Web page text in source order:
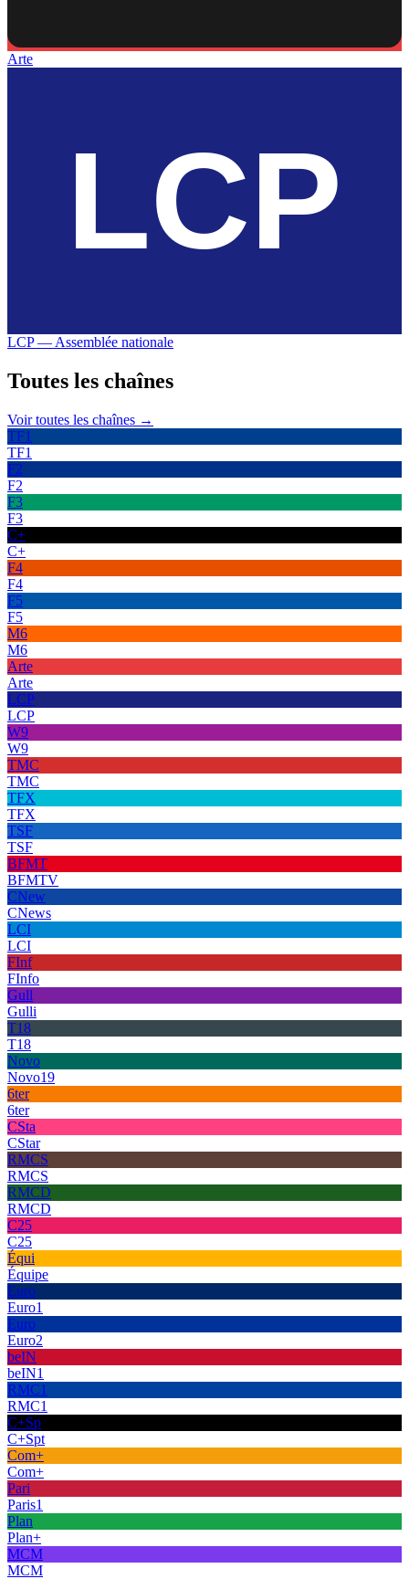
Arte
LCP — Assemblée nationale
Toutes les chaînes
Voir toutes les chaînes →
TF1
TF1
F2
F2
F3
F3
C+
C+
F4
F4
F5
F5
M6
M6
Arte
Arte
LCP
LCP
W9
W9
TMC
TMC
TFX
TFX
TSF
TSF
BFMT
BFMTV
CNew
CNews
LCI
LCI
FInf
FInfo
Gull
Gulli
T18
T18
Novo
Novo19
6ter
6ter
CSta
CStar
RMCS
RMCS
RMCD
RMCD
C25
C25
Équi
Équipe
Euro
Euro1
Euro
Euro2
beIN
beIN1
RMC1
RMC1
C+Sp
C+Spt
Com+
Com+
Pari
Paris1
Plan
Plan+
MCM
MCM